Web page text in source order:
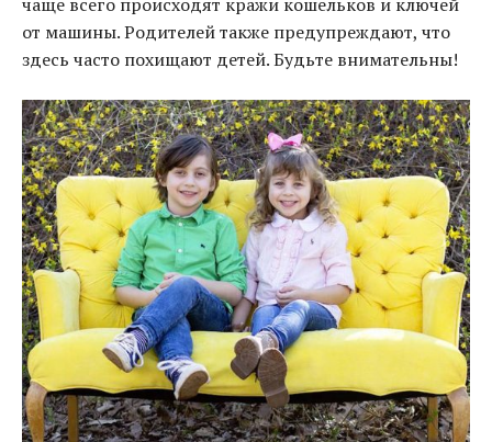
от машины. Родителей также предупреждают, что
здесь часто похищают детей. Будьте внимательны!